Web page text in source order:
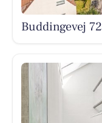
Buddingevej